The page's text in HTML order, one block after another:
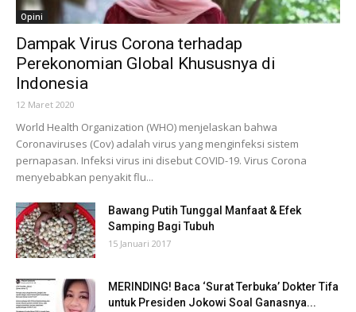
Opini
Dampak Virus Corona terhadap
Perekonomian Global Khususnya di
Indonesia
12 Maret 2020
World Health Organization (WHO) menjelaskan bahwa
Coronaviruses (Cov) adalah virus yang menginfeksi sistem
pernapasan. Infeksi virus ini disebut COVID-19. Virus Corona
menyebabkan penyakit flu...
Bawang Putih Tunggal Manfaat & Efek
Samping Bagi Tubuh
15 Januari 2017
MERINDING! Baca ‘Surat Terbuka’ Dokter Tifa
untuk Presiden Jokowi Soal Ganasnya...